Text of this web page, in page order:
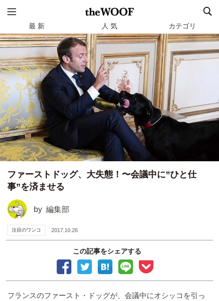
最 新 人 気 カテゴリ
ファーストドッグ、大失態！〜会議中に”ひと仕
事”を済ませる
by 編集部
注目のワンコ 2017.10.26
この記事をシェアする
フランスのファースト・ドッグが、会議中にオシッコを引っ